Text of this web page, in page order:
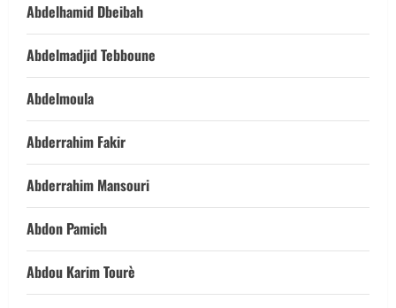
Abdelhamid Dbeibah
Abdelmadjid Tebboune
Abdelmoula
Abderrahim Fakir
Abderrahim Mansouri
Abdon Pamich
Abdou Karim Tourè